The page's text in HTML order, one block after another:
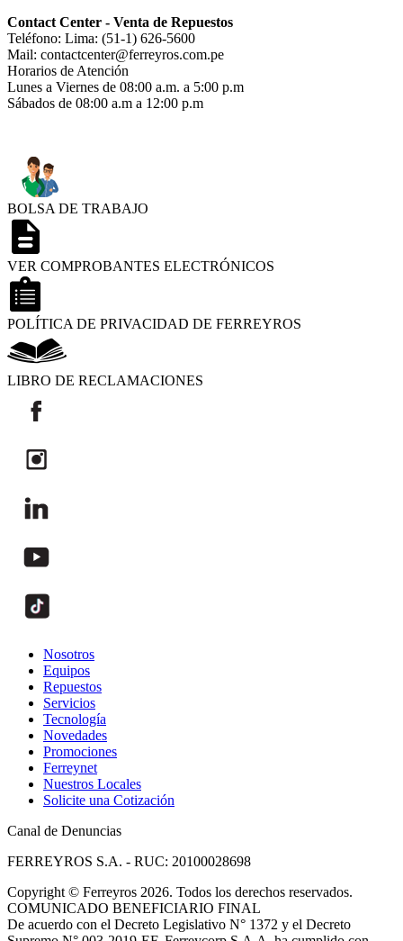
Contact Center - Venta de Repuestos
Teléfono: Lima: (51-1) 626-5600
Mail: contactcenter@ferreyros.com.pe
Horarios de Atención
Lunes a Viernes de 08:00 a.m. a 5:00 p.m
Sábados de 08:00 a.m a 12:00 p.m
BOLSA DE TRABAJO
VER COMPROBANTES ELECTRÓNICOS
POLÍTICA DE PRIVACIDAD DE FERREYROS
LIBRO DE RECLAMACIONES
Nosotros
Equipos
Repuestos
Servicios
Tecnología
Novedades
Promociones
Ferreynet
Nuestros Locales
Solicite una Cotización
Canal de Denuncias
FERREYROS S.A. - RUC: 20100028698
Copyright © Ferreyros 2026. Todos los derechos reservados.
COMUNICADO BENEFICIARIO FINAL
De acuerdo con el Decreto Legislativo N° 1372 y el Decreto